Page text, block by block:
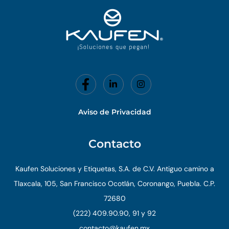
Aviso de Privacidad
Contacto
Kaufen Soluciones y Etiquetas, S.A. de C.V. Antiguo camino a
Tlaxcala, 105, San Francisco Ocotlán, Coronango, Puebla. C.P.
72680
(222) 409.90.90, 91 y 92